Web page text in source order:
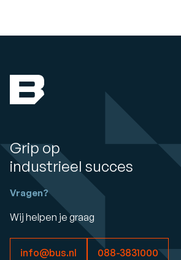
Grip op
industrieel succes
Vragen?
Wij helpen je graag
info@bus.nl 088-3831000